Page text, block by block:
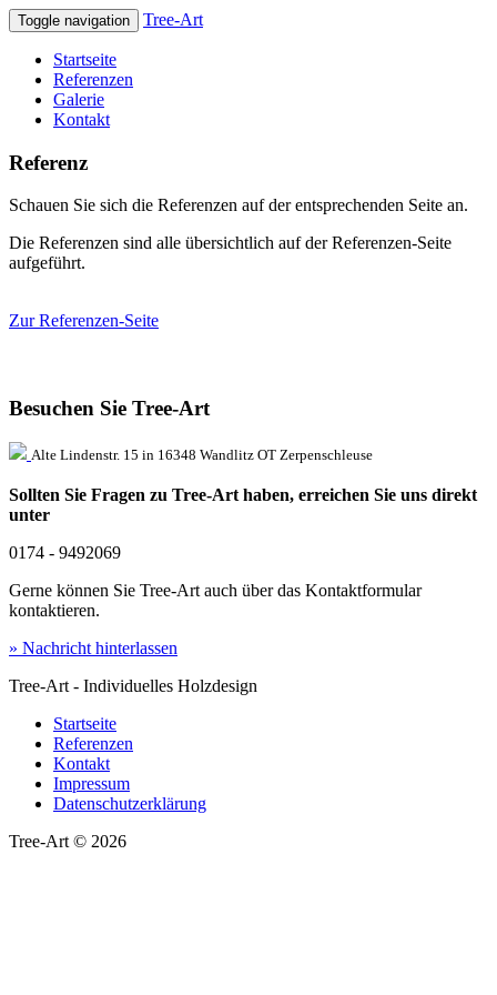
Toggle navigation Tree-Art
Startseite
Referenzen
Galerie
Kontakt
Referenz
Schauen Sie sich die Referenzen auf der entsprechenden Seite an.
Die Referenzen sind alle übersichtlich auf der Referenzen-Seite
aufgeführt.
Zur Referenzen-Seite
Besuchen Sie Tree-Art
Alte Lindenstr. 15 in 16348 Wandlitz OT Zerpenschleuse
Sollten Sie Fragen zu Tree-Art haben, erreichen Sie uns direkt
unter
0174 - 9492069
Gerne können Sie Tree-Art auch über das Kontaktformular
kontaktieren.
» Nachricht hinterlassen
Tree-Art - Individuelles Holzdesign
Startseite
Referenzen
Kontakt
Impressum
Datenschutzerklärung
Tree-Art © 2026